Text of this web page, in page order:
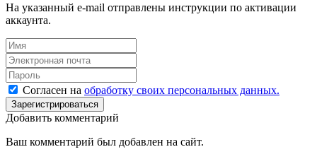
На указанный e-mail отправлены инструкции по активации
аккаунта.
Согласен на обработку своих персональных данных.
Зарегистрироваться
Добавить комментарий
Ваш комментарий был добавлен на сайт.